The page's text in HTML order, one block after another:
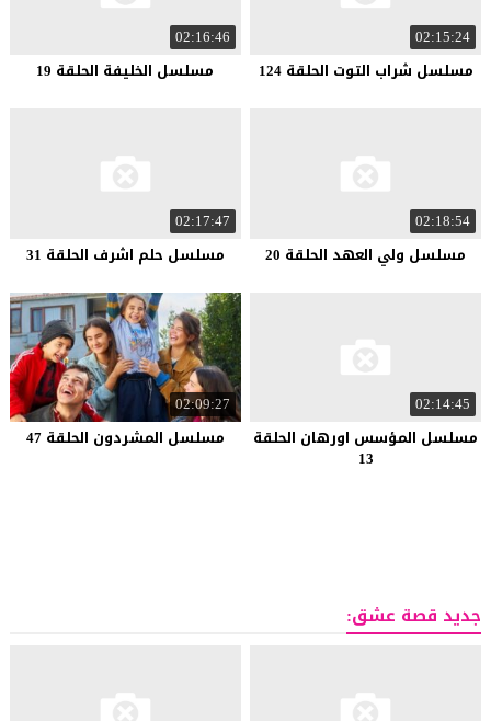
02:15:24
مسلسل شراب التوت الحلقة 124
02:16:46
مسلسل الخليفة الحلقة 19
02:18:54
مسلسل ولي العهد الحلقة 20
02:17:47
مسلسل حلم اشرف الحلقة 31
02:14:45
مسلسل المؤسس اورهان الحلقة
13
02:09:27
مسلسل المشردون الحلقة 47
جديد قصة عشق: